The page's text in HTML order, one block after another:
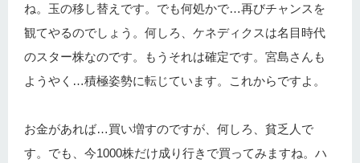
ね。玉の移し替えです。でも何処かで…再びチャンスを
観てやるのでしょう。何しろ、ケネディクスは名目時代
のスター株なのです。もうそれは確定です。宮島さんも
ようやく…積極姿勢に転じています。これからですよ。
お金があれば…買い増すのですが、何しろ、貧乏人で
す。でも、今1000株だけ成り行きで買ってみますね。ハ